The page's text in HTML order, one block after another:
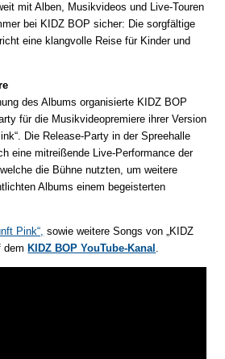
mit Alben, Musikvideos und Live-Touren
bei KIDZ BOP sicher: Die sorgfältige
eine klangvolle Reise für Kinder und
des Albums organisierte KIDZ BOP
für die Musikvideopremiere ihrer Version
Die Release-Party in der Spreehalle
eine mitreißende Live-Performance der
die Bühne nutzten, um weitere
Albums einem begeisterten
Pink“, sowie weitere Songs von „KIDZ
dem KIDZ BOP YouTube-Kanal .